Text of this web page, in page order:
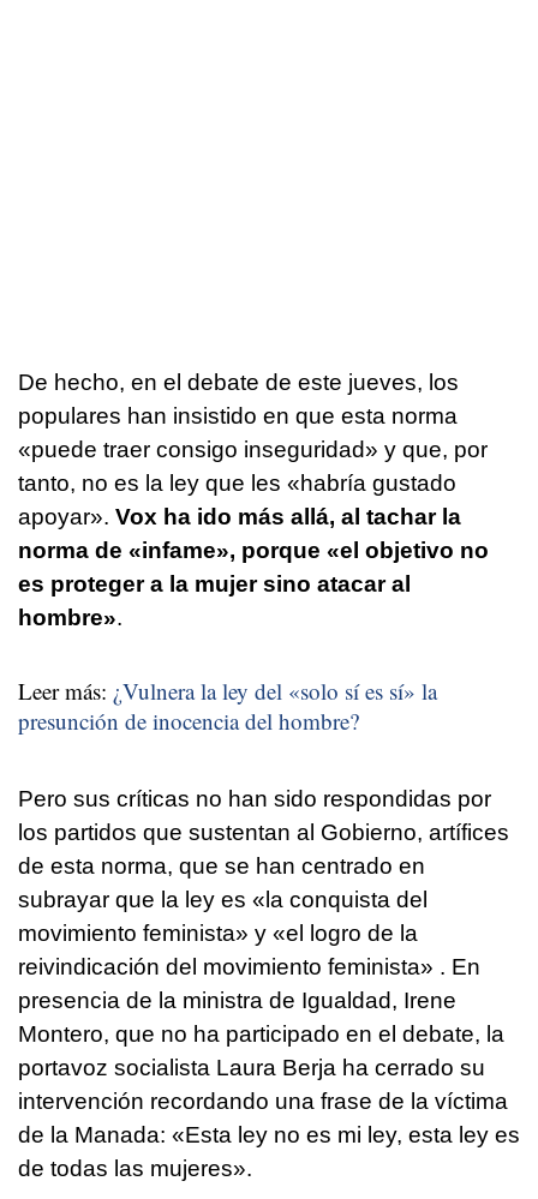
De hecho, en el debate de este jueves, los
populares han insistido en que esta norma
«puede traer consigo inseguridad» y que, por
tanto, no es la ley que les «habría gustado
apoyar». Vox ha ido más allá, al tachar la
norma de «infame», porque «el objetivo no
es proteger a la mujer sino atacar al
hombre».
Leer más: ¿Vulnera la ley del «solo sí es sí» la
presunción de inocencia del hombre?
Pero sus críticas no han sido respondidas por
los partidos que sustentan al Gobierno, artífices
de esta norma, que se han centrado en
subrayar que la ley es «la conquista del
movimiento feminista» y «el logro de la
reivindicación del movimiento feminista» . En
presencia de la ministra de Igualdad, Irene
Montero, que no ha participado en el debate, la
portavoz socialista Laura Berja ha cerrado su
intervención recordando una frase de la víctima
de la Manada: «Esta ley no es mi ley, esta ley es
de todas las mujeres».